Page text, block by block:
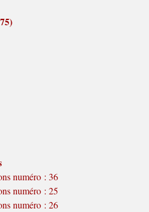
numéro : 36
numéro : 25
numéro : 26